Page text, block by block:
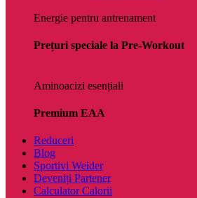
Energie pentru antrenament
Prețuri speciale la Pre-Workout
Aminoacizi esențiali
Premium EAA
Reduceri
Blog
Sportivi Weider
Deveniți Partener
Calculator Calorii